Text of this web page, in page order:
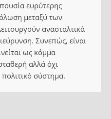
ευρύτερης
μεταξύ των
ανασταλτικά
Συνεπώς, είναι
ως κόμμα
αλλά όχι
σύστημα.